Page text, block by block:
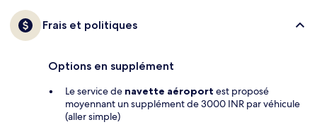
Frais et politiques
Options en supplément
Le service de navette aéroport est proposé
moyennant un supplément de 3000 INR par véhicule
(aller simple)